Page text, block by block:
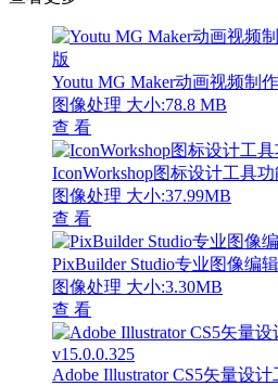
Youtu MG Maker动画视频制
图像处理 大小:78.8 MB
查 看
IconWorkshop图标设计工具
图像处理 大小:37.99MB
查 看
PixBuilder Studio专业图像编
图像处理 大小:3.30MB
查 看
Adobe Illustrator CS5矢量设